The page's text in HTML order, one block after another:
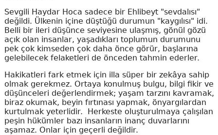
Sevgili Haydar Hoca sadece bir Ehlibeyt "sevdalısı"
değildi. Ülkenin içine düştüğü durumun "kaygılısı" idi.
Belli bir ileri düşünce seviyesine ulaşmış, gönül gözü
açık olan insanlar, yaşadıkları toplumun durumunu
pek çok kimseden çok daha önce görür, başlarına
gelebilecek felaketleri de önceden tahmin ederler.
Hakikatleri fark etmek için illa süper bir zekâya sahip
olmak gerekmez. Ortaya konulmuş bulgu, bilgi fikir ve
düşünceleri değerlendirmek; yaşam tarzını kavramak,
biraz okumak, beyin fırtınası yapmak, önyargılardan
kurtulmak yeterlidir. Herkeste oluşturulmaya çalışılan
peşin hükümler bazı insanların inanç duvarlarını
aşamaz. Onlar için geçerli değildir.